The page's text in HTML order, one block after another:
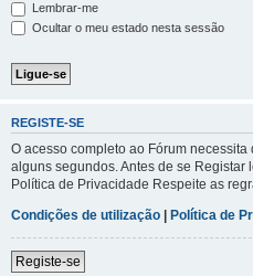
Lembrar-me
Ocultar o meu estado nesta sessão
REGISTE-SE
O acesso completo ao Fórum
alguns segundos. Antes de se Registar
Política de Privacidade Respeite as
Condições de utilização | Política de
Registe-se